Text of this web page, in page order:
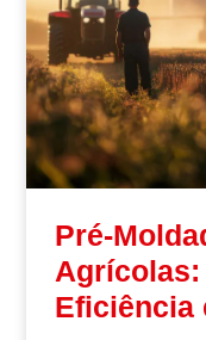
Pré-
Eficiência